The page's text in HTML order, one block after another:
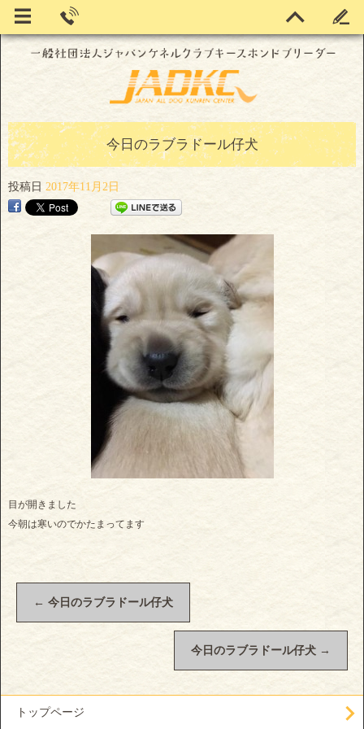
今日のラブラドール仔犬
投稿日 2017年11月2日
目が開きました
今朝は寒いのでかたまってます
← 今日のラブラドール仔犬
今日のラブラドール仔犬 →
トップページ